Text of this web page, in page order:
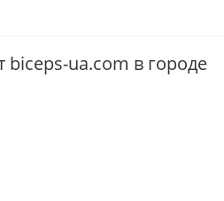
biceps-ua.com в городе